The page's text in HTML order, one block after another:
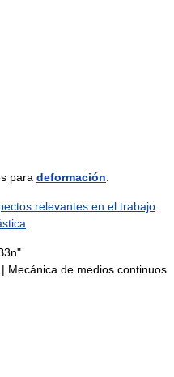
para deformación
relevantes en el trabajo
| Mecánica de medios continuos